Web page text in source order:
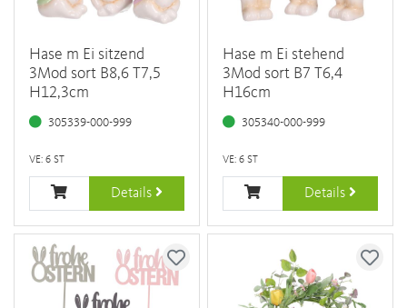
Hase m Ei sitzend
3Mod sort B8,6 T7,5
H12,3cm
305339-000-999
VE: 6 ST
Details
Hase m Ei stehend
3Mod sort B7 T6,4
H16cm
305340-000-999
VE: 6 ST
Details